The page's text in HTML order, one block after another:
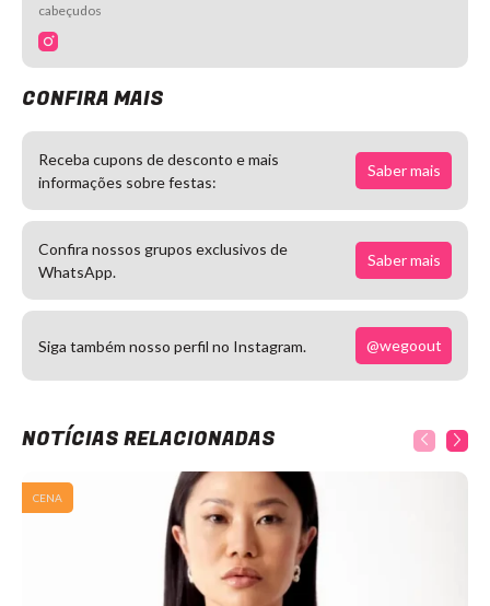
cabeçudos
CONFIRA MAIS
Receba cupons de desconto e mais
informações sobre festas:
Saber mais
Confira nossos grupos exclusivos de
WhatsApp.
Saber mais
Siga também nosso perfil no Instagram. @wegoout
NOTÍCIAS RELACIONADAS
CENA